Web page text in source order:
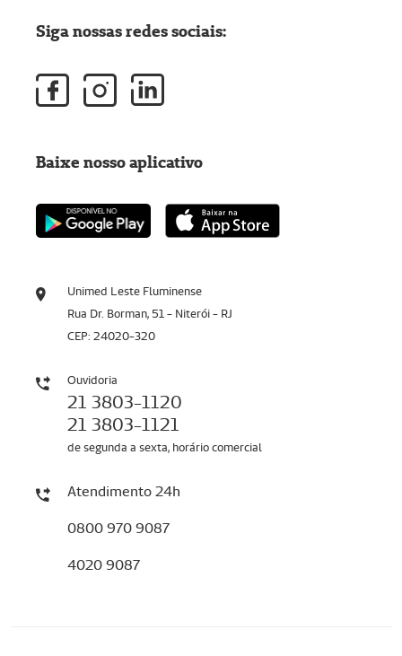
Unimed Leste Fluminense
Rua Dr. Borman, 51 - Niterói - RJ
CEP: 24020-320
Ouvidoria
21 3803-1120
21 3803-1121
de segunda a sexta, horário comercial
Atendimento 24h
0800 970 9087
4020 9087
Siga nossas redes sociais:
Baixe nosso aplicativo